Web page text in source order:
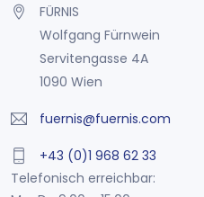
FÜRNIS
Wolfgang Fürnwein
Servitengasse 4A
1090 Wien
fuernis@fuernis.com
+43 (0)1 968 62 33
Telefonisch erreichbar: